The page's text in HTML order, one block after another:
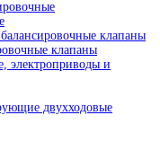
клапаны
клапаны
электроприводы и
двухходовые